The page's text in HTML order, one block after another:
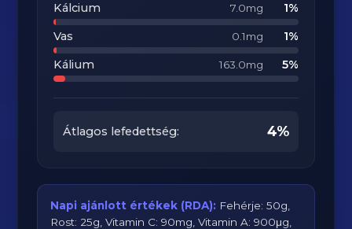
Kálcium 7.0mg
1%
Vas
0.1mg
1%
Kálium
163.0mg 5%
Átlagos lefedettség: 4%
Napi ajánlott értékek (RDA): Fehérje: 50g,
Rost: 25g, Vitamin C: 90mg, Vitamin A: 900μg,